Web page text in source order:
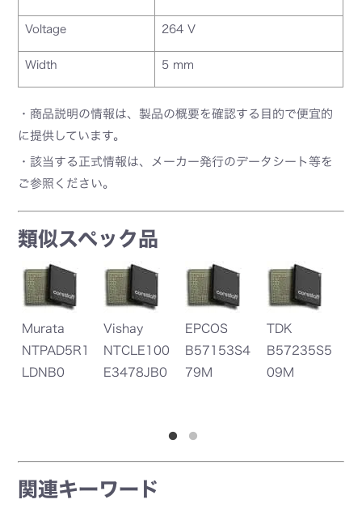
Voltage 264 V
Width 5 mm
・商品説明の情報は、製品の概要を確認する目的で便宜的
に提供しています。
・該当する正式情報は、メーカー発行のデータシート等を
ご参照ください。
類似スペック品
Murata
NTPAD5R1
LDNB0
Vishay
NTCLE100
E3478JB0
EPCOS
B57153S4
79M
TDK
B57235S5
09M
関連キーワード